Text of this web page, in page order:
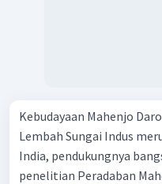
Kebudayaan Mahenjo
Lembah Sungai Indus
India, pendukungnya
penelitian Peradaban